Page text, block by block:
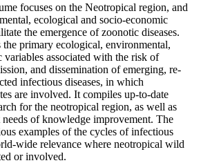
focuses on the Neotropical region, and
ecological and socio-economic
the emergence of zoonotic diseases.
primary ecological, environmental,
variables associated with the risk of
and dissemination of emerging, re-
infectious diseases, in which
are involved. It compiles up-to-date
for the neotropical region, as well as
needs of knowledge improvement. The
examples of the cycles of infectious
wide relevance where neotropical wild
or involved.